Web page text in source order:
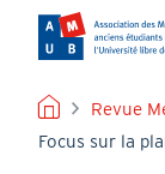
contenu
principal
FIL
Revue
Focus sur la